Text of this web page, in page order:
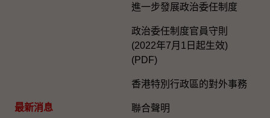
最新消息
進一步發展政治委任制度
政治委任制度官員守則
(2022年7月1日起生效)
(PDF)
香港特別行政區的對外事務
聯合聲明